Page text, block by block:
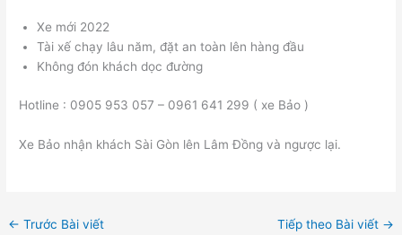
Xe mới 2022
Tài xế chạy lâu năm, đặt an toàn lên hàng đầu
Không đón khách dọc đường
Hotline : 0905 953 057 – 0961 641 299 ( xe Bảo )
Xe Bảo nhận khách Sài Gòn lên Lâm Đồng và ngược lại.
← Trước Bài viết Tiếp theo Bài viết →